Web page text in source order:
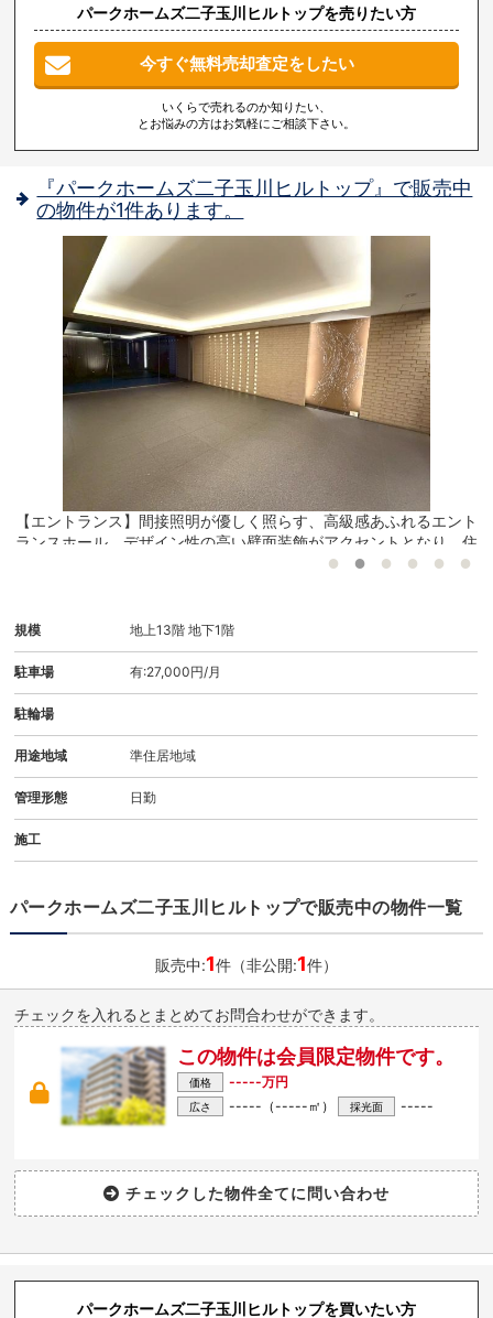
パークホームズ二子玉川ヒルトップを売りたい方
今すぐ無料売却査定をしたい
いくらで売れるのか知りたい、
とお悩みの方はお気軽にご相談下さい。
『パークホームズ二子玉川ヒルトップ』で販売中
の物件が1件あります。
【エントランス】間接照明が優しく照らす、高級感あふれるエント
ランスホール。デザイン性の高い壁面装飾がアクセントとなり、住
まう方やゲストを温かく迎える上質な迎賓空間が広がります。 エ
規模 地上13階 地下1階
駐車場 有:27,000円/月
駐輪場
用途地域 準住居地域
管理形態 日勤
施工
パークホームズ二子玉川ヒルトップで販売中の物件一覧
販売中:1件（非公開:1件）
チェックを入れるとまとめてお問合わせができます。
この物件は会員限定物件です。
価格 -----万円
広さ -----（-----㎡） 採光面 -----
パークホームズ二子玉川ヒルトップを買いたい方